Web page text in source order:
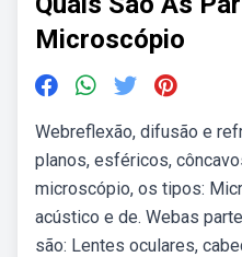
Microscópio
Webreflexão, difusão e
planos, esféricos,
microscópio, os tipos:
acústico e de. Webas
são: Lentes oculares,